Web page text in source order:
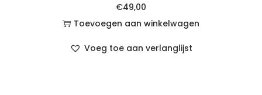
€49,00
Toevoegen aan winkelwagen
Voeg toe aan verlanglijst